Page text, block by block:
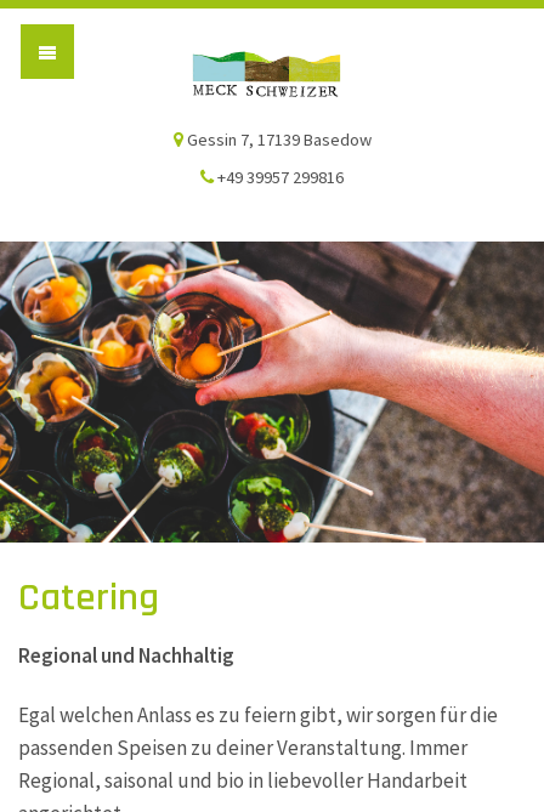
Gessin 7, 17139 Basedow
+49 39957 299816
Catering
Regional und Nachhaltig
Egal welchen Anlass es zu feiern gibt, wir sorgen für die
passenden Speisen zu deiner Veranstaltung. Immer
Regional, saisonal und bio in liebevoller Handarbeit